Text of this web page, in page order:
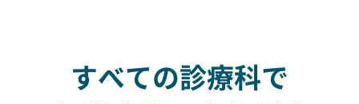
すべての診療科で